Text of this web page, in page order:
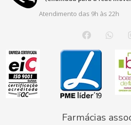
Atendimento das 9h às 22h
Farmácias